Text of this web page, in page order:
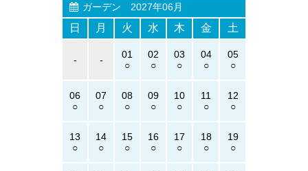
ガーデン 2027年06月
日 月 火 水 木 金 土
- - 01 02 03 04 05
06 07 08 09 10 11 12
13 14 15 16 17 18 19